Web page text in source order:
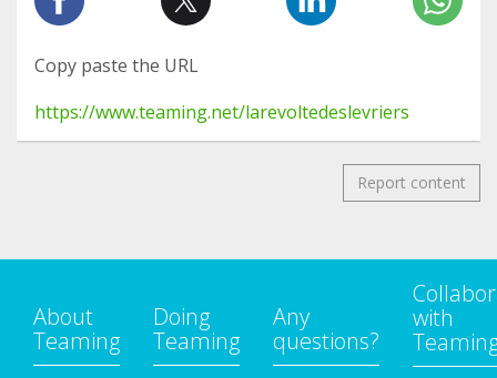
Copy paste the URL
https://www.teaming.net/larevoltedeslevriers
Report content
About
Teaming
Doing
Teaming
Any
questions?
with